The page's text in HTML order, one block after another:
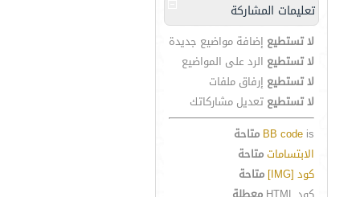
تعليمات المشاركة
لا تستطيع إضافة مواضيع جديدة
لا تستطيع الرد على المواضيع
لا تستطيع إرفاق ملفات
لا تستطيع تعديل مشاركاتك
BB code is
متاحة
الابتساماتمتاحة
كود [IMG]
متاحة